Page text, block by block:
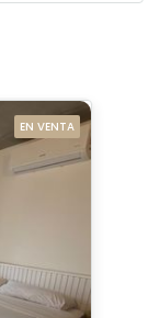
EN VENTA